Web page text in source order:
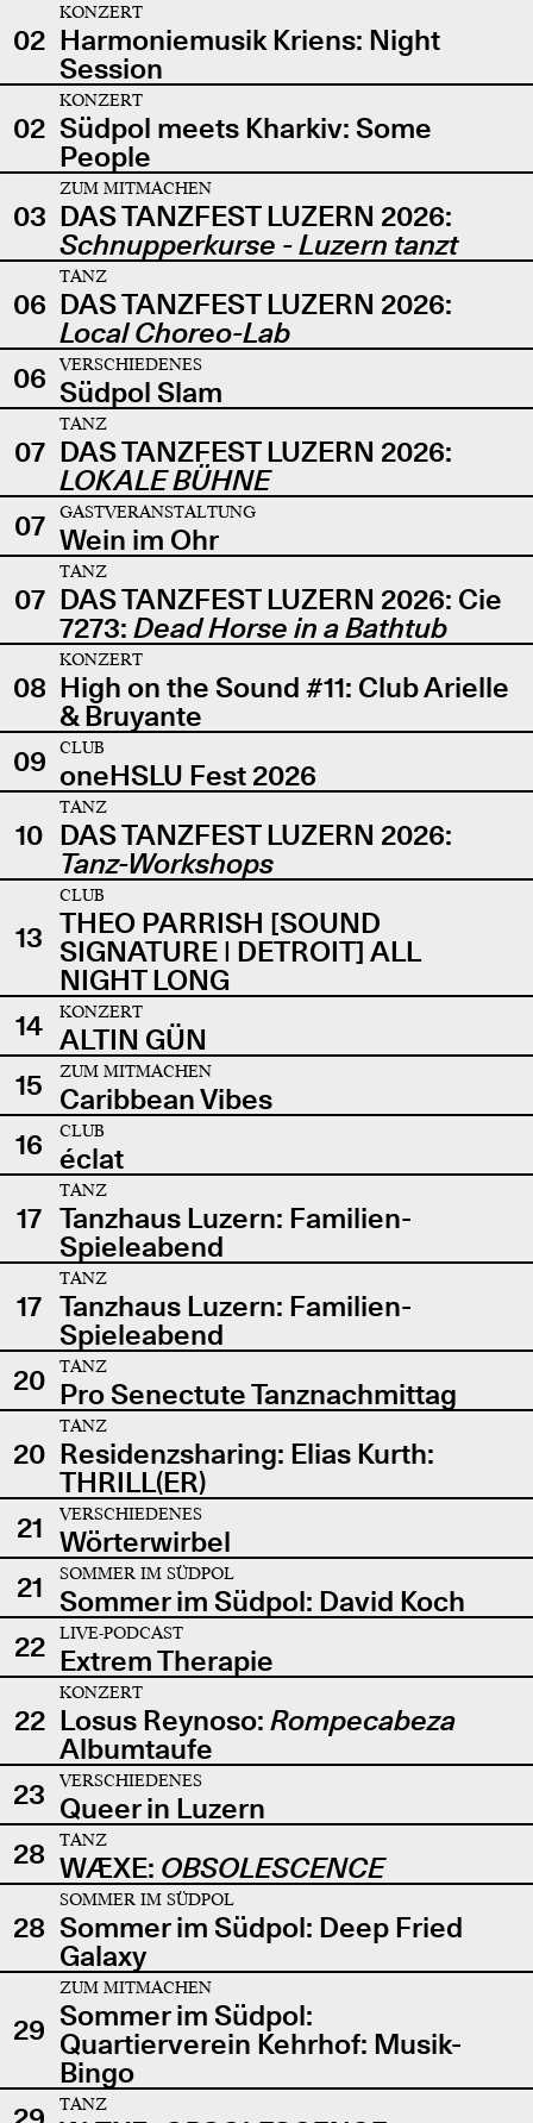
02
KONZERT
Harmoniemusik Kriens: Night
Session
02
KONZERT
Südpol meets Kharkiv: Some
People
03
ZUM MITMACHEN
DAS TANZFEST LUZERN 2026:
Schnupperkurse - Luzern tanzt
06
TANZ
DAS TANZFEST LUZERN 2026:
Local Choreo-Lab
06
VERSCHIEDENES
Südpol Slam
07
TANZ
DAS TANZFEST LUZERN 2026:
LOKALE BÜHNE
07
GASTVERANSTALTUNG
Wein im Ohr
07
TANZ
DAS TANZFEST LUZERN 2026: Cie
7273: Dead Horse in a Bathtub
08
KONZERT
High on the Sound #11: Club Arielle
& Bruyante
09
CLUB
oneHSLU Fest 2026
10
TANZ
DAS TANZFEST LUZERN 2026:
Tanz-Workshops
13
CLUB
THEO PARRISH [SOUND
SIGNATURE | DETROIT] ALL
NIGHT LONG
14
KONZERT
ALTIN GÜN
15
ZUM MITMACHEN
Caribbean Vibes
16
CLUB
éclat
17
TANZ
Tanzhaus Luzern: Familien-
Spieleabend
17
TANZ
Tanzhaus Luzern: Familien-
Spieleabend
20
TANZ
Pro Senectute Tanznachmittag
20
TANZ
Residenzsharing: Elias Kurth:
THRILL(ER)
21
VERSCHIEDENES
Wörterwirbel
21
SOMMER IM SÜDPOL
Sommer im Südpol: David Koch
22
LIVE-PODCAST
Extrem Therapie
22
KONZERT
Losus Reynoso: Rompecabeza
Albumtaufe
23
VERSCHIEDENES
Queer in Luzern
28
TANZ
WÆXE: OBSOLESCENCE
28
SOMMER IM SÜDPOL
Sommer im Südpol: Deep Fried
Galaxy
29
ZUM MITMACHEN
Sommer im Südpol:
Quartierverein Kehrhof: Musik-
Bingo
TANZ